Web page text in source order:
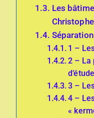
Les
Christophe
1 –
2 – La
3 –
4 –
«